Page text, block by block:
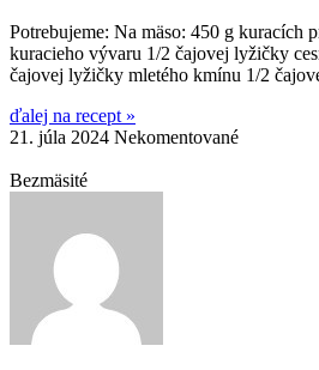
Potrebujeme: Na mäso: 450 g kuracích
kuracieho vývaru 1/2 čajovej lyžičky
čajovej lyžičky mletého kmínu 1/2
ďalej na recept »
21. júla 2024 Nekomentované
Bezmäsité